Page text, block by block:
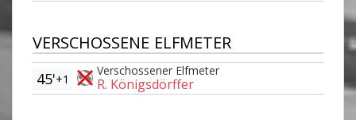
VERSCHOSSENE ELFMETER
Verschossener Elfmeter
R. Königsdörffer
45'+1